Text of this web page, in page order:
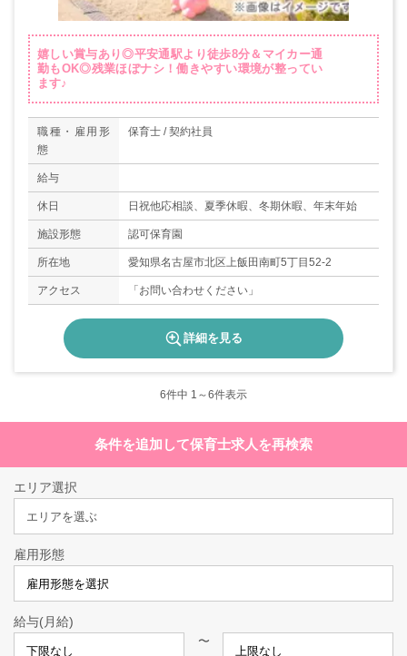
嬉しい賞与あり◎平安通駅より徒歩8分＆マイカー通
勤もOK◎残業ほぼナシ！働きやすい環境が整ってい
ます♪
職種・雇用形
態
保育士 / 契約社員
給与
休日 日祝他応相談、夏季休暇、冬期休暇、年末年始
施設形態 認可保育園
所在地 愛知県名古屋市北区上飯田南町5丁目52-2
アクセス 「お問い合わせください」
詳細を見る
6件中 1～6件表示
条件を追加して保育士求人を再検索
エリア選択
エリアを選ぶ
雇用形態
給与(月給)
〜